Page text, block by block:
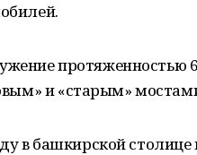
протяженностью
и «старым»
в башкирской